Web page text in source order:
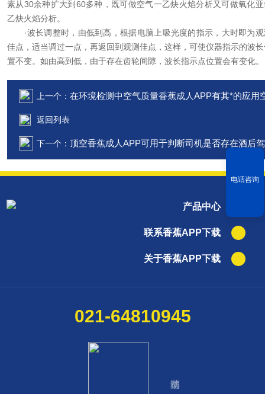
素从30余种扩大到60多种，既可做空气一乙炔火焰分析又可做氧化
乙炔火焰分析。
·波长调整时，由低到高，根据电脑上吸光度的指示，大时即为观
佳点，适当调过一点，再返回到观测佳点，这样，可使仪器指示的波
置不变。如由高到低，由于存在齿轮间隙，波长指示点位置会有变化。
上一个： 在环境检测中空气质量香蕉成人APP有其*的应用
返回列表
下一个： 顶空香蕉成人APP可用于判断司机是否存在酒后
产品中心
联系香蕉APP下载
关于香蕉APP下载
021-64810945
电话咨询